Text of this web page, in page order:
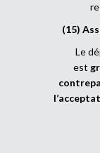
(15)
Le
est